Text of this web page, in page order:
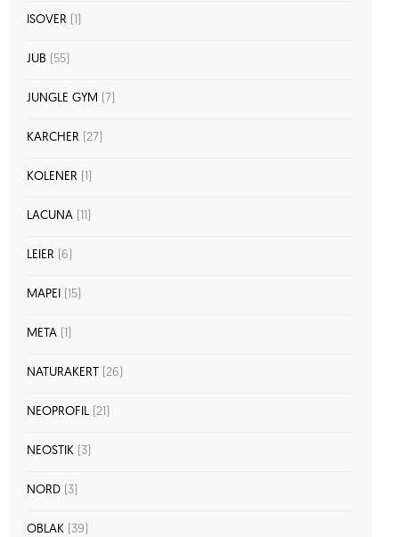
ISOVER (1)
JUB (55)
JUNGLE GYM (7)
KARCHER (27)
KOLENER (1)
LACUNA (11)
LEIER (6)
MAPEI (15)
META (1)
NATURAKERT (26)
NEOPROFIL (21)
NEOSTIK (3)
NORD (3)
OBLAK (39)